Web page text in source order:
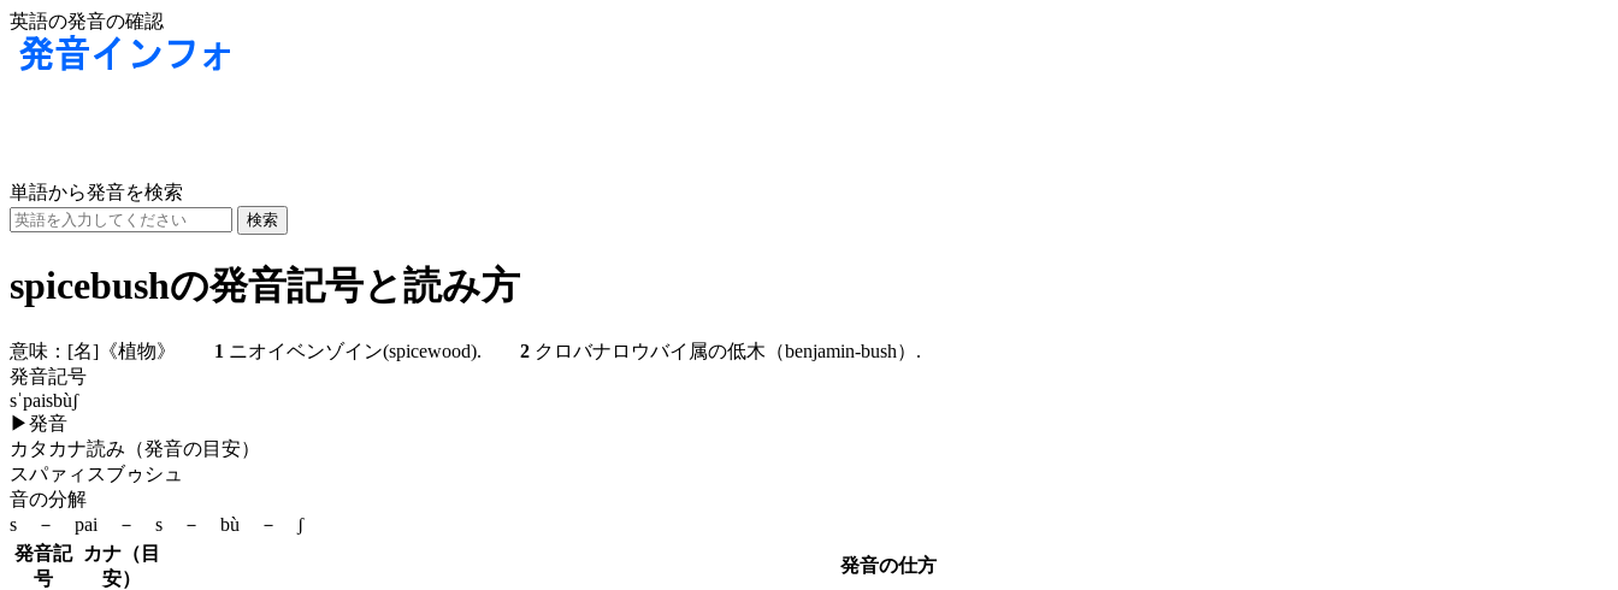
英語の発音の確認
単語から発音を検索
spicebushの発音記号と読み方
意味： [名] 《植物》 1 ニオイベンゾイン(spicewood). 2 クロバナロウバイ属の低木（benjamin-bush）.
発音記号
sˈpaisbùʃ
▶発音
カタカナ読み（発音の目安）
スパァィスブゥシュ
音の分解
s － pai － s － bù － ʃ
発音記
号
カナ（目
安）
発音の仕方